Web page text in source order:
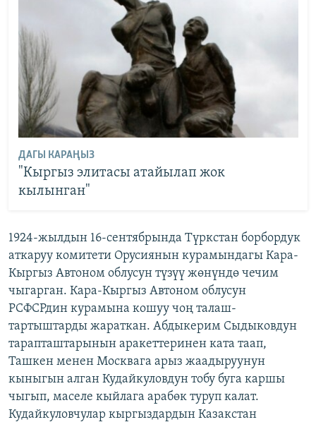
ДАГЫ КАРАҢЫЗ
"Кыргыз элитасы атайылап жок
кылынган"
1924-жылдын 16-сентябрында Түркстан борбордук
аткаруу комитети Орусиянын курамындагы Кара-
Кыргыз Автоном облусун түзүү жөнүндө чечим
чыгарган. Кара-Кыргыз Автоном облусун
РСФСРдин курамына кошуу чоң талаш-
тартыштарды жараткан. Абдыкерим Сыдыковдун
тарапташтарынын аракеттеринен ката таап,
Ташкен менен Москвага арыз жаадыруунун
кыныгын алган Кудайкуловдун тобу буга каршы
чыгып, маселе кыйлага арабөк туруп калат.
Кудайкуловчулар кыргыздардын Казакстан